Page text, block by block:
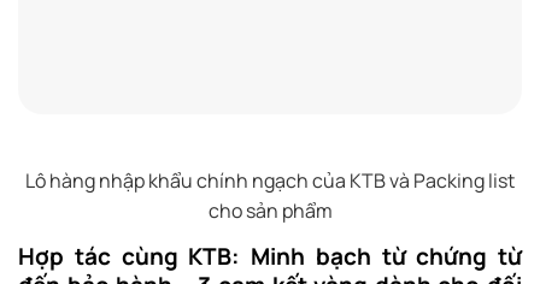
Lô hàng nhập khẩu chính ngạch của KTB và Packing list
cho sản phẩm
Hợp tác cùng KTB: Minh bạch từ chứng từ